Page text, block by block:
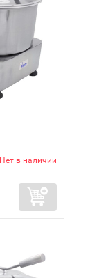
Нет в наличии